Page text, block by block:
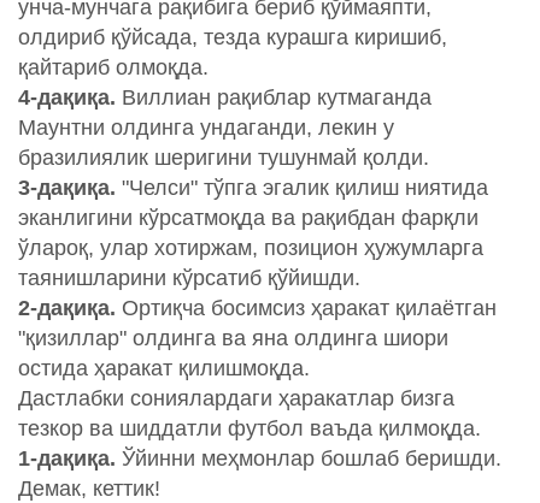
унча-мунчага рақибига бериб қўймаяпти,
олдириб қўйсада, тезда курашга киришиб,
қайтариб олмоқда.
4-дақиқа. Виллиан рақиблар кутмаганда
Маунтни олдинга ундаганди, лекин у
бразилиялик шеригини тушунмай қолди.
3-дақиқа. "Челси" тўпга эгалик қилиш ниятида
эканлигини кўрсатмоқда ва рақибдан фарқли
ўлароқ, улар хотиржам, позицион ҳужумларга
таянишларини кўрсатиб қўйишди.
2-дақиқа. Ортиқча босимсиз ҳаракат қилаётган
"қизиллар" олдинга ва яна олдинга шиори
остида ҳаракат қилишмоқда.
Дастлабки сониялардаги ҳаракатлар бизга
тезкор ва шиддатли футбол ваъда қилмоқда.
1-дақиқа. Ўйинни меҳмонлар бошлаб беришди.
Демак, кеттик!